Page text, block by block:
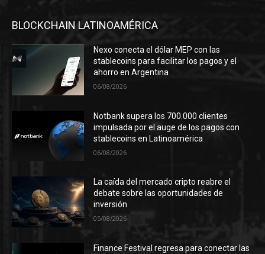
BLOCKCHAIN LATINOAMÉRICA
Nexo conecta el dólar MEP con las
stablecoins para facilitar los pagos y el
ahorro en Argentina
06/08/2026
Notbank supera los 700.000 clientes
impulsada por el auge de los pagos con
stablecoins en Latinoamérica
06/08/2026
La caída del mercado cripto reabre el
debate sobre las oportunidades de
inversión
05/08/2026
Finance Festival regresa para conectar las